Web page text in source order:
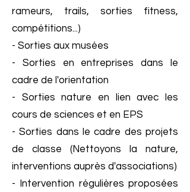
rameurs, trails, sorties fitness,
compétitions...)
- Sorties aux musées
- Sorties en entreprises dans le
cadre de l'orientation
- Sorties nature en lien avec les
cours de sciences et en EPS
- Sorties dans le cadre des projets
de classe (Nettoyons la nature,
interventions auprès d'associations)
- Intervention régulières proposées